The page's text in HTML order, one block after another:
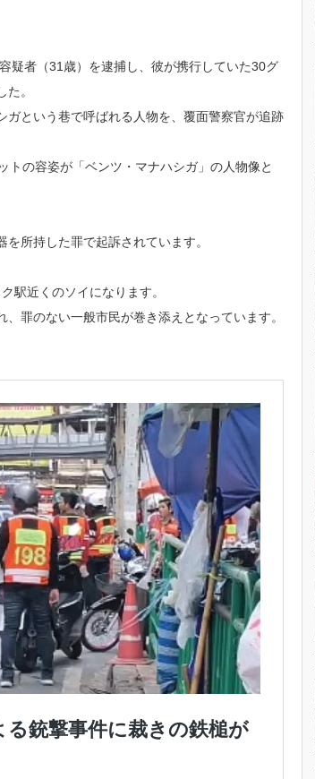
疑者（31歳）を逮捕し、彼が携行していた30グ
。
という巷で呼ばれる人物を、覆面警察官が追跡
の容姿が「ベンツ・マナハシガ」の人物像と
所持した罪で起訴されています。
駅近くのソイになります。
罪のない一般市民が巻き添えとなっています。